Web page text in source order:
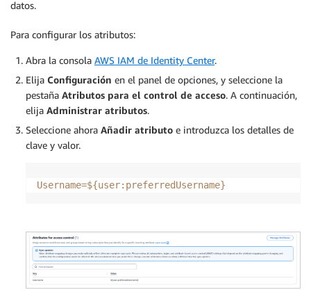
datos.
Para configurar los atributos:
Abra la consola AWS IAM de Identity Center.
Elija Configuración en el panel de opciones, y seleccione la
pestaña Atributos para el control de acceso. A continuación,
elija Administrar atributos.
Seleccione ahora Añadir atributo e introduzca los detalles de
clave y valor.
Username=${user: preferredUsername}